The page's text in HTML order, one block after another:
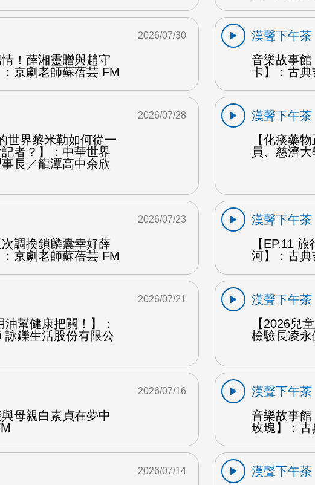
！薛湘靈贈與趙守
京劇老師蘇蓓芸 FM
2026/07/30
漢聲下午茶
音樂故事
卡】：古
世界黎米勒如何從一
者？】：中華世界
長／龍潭高中余欣
2026/07/28
漢聲下午茶
【化痰藥
員、慈濟
調換鎖麟囊幸好薛
京劇老師蘇蓓芸 FM
2026/07/23
漢聲下午茶
【EP.11
河】：古
油幫健康把關！】：
詠鑠生活股份有限公
2026/07/21
漢聲下午茶
【2026兒
檢驗長凌
母親白素貞在夢中
2026/07/16
漢聲下午茶
音樂故事館
玫瑰】：
2026/07/14
漢聲下午茶